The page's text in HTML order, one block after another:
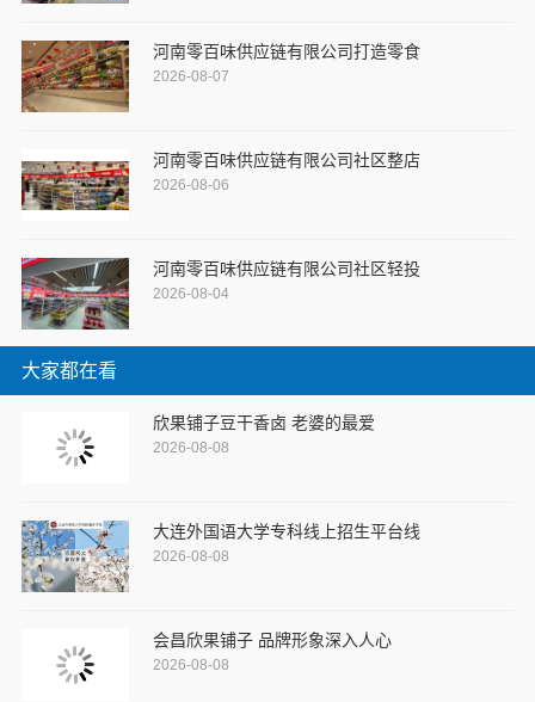
河南零百味供应链有限公司打造零食
2026-08-07
河南零百味供应链有限公司社区整店
2026-08-06
河南零百味供应链有限公司社区轻投
2026-08-04
大家都在看
欣果铺子豆干香卤 老婆的最爱
2026-08-08
大连外国语大学专科线上招生平台线
2026-08-08
会昌欣果铺子 品牌形象深入人心
2026-08-08